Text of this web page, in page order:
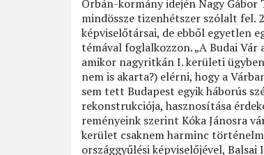
Orbán-kormány idején Nagy
mindössze tizenhétszer szólalt fel.
képviselőtársai, de ebből egyetlen
témával foglalkozzon. „A Budai
amikor nagyritkán I. kerületi
nem is akarta?) elérni, hogy a
sem tett Budapest egyik háborús
rekonstrukciója, hasznosítása
reményeink szerint Kóka Jánosra
kerület csaknem harminc
országgyűlési képviselőjével,